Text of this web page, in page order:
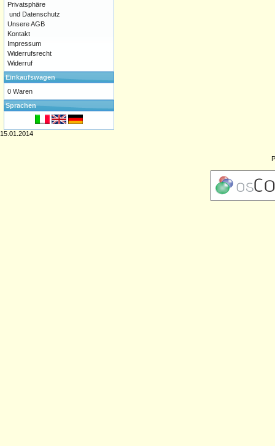
Privatsphäre
und Datenschutz
Unsere AGB
Kontakt
Impressum
Widerrufsrecht
Widerruf
Einkaufswagen
0 Waren
Sprachen
15.01.2014